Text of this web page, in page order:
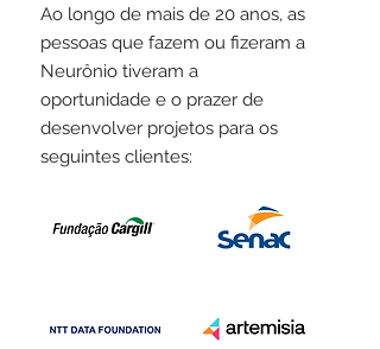
Ao longo de mais de 20 anos, as
pessoas que fazem ou fizeram a
Neurônio tiveram a
oportunidade e o prazer de
desenvolver projetos para os
seguintes clientes: